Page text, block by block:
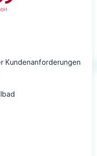
Kundenanforderungen